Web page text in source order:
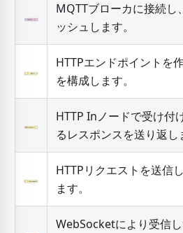
MQTTブローカに接続し
ッシュします。
HTTPエンドポイントを
を構成します。
HTTP Inノードで受け付
るレスポンスを送り返し
HTTPリクエストを送信
ます。
WebSocketにより受信